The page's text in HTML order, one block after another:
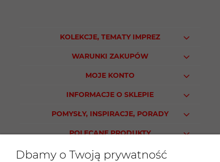
KOLEKCJE, TEMATY IMPREZ
WARUNKI ZAKUPÓW
MOJE KONTO
INFORMACJE O SKLEPIE
POMYSŁY, INSPIRACJE, PORADY
POLECANE PRODUKTY
Dbamy o Twoją prywatność